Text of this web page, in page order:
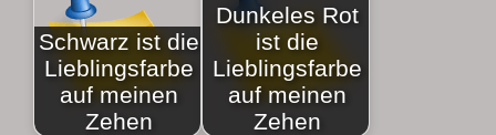
Schwarz ist die
Lieblingsfarbe
auf meinen
Zehen
Dunkeles Rot
ist die
Lieblingsfarbe
auf meinen
Zehen